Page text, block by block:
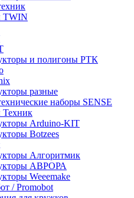
TWIN
и полигоны РТК
разные
наборы SENSE
Arduino-KIT
Botzees
Алгоритмик
АВРОРА
Weeemake
/ Promobot